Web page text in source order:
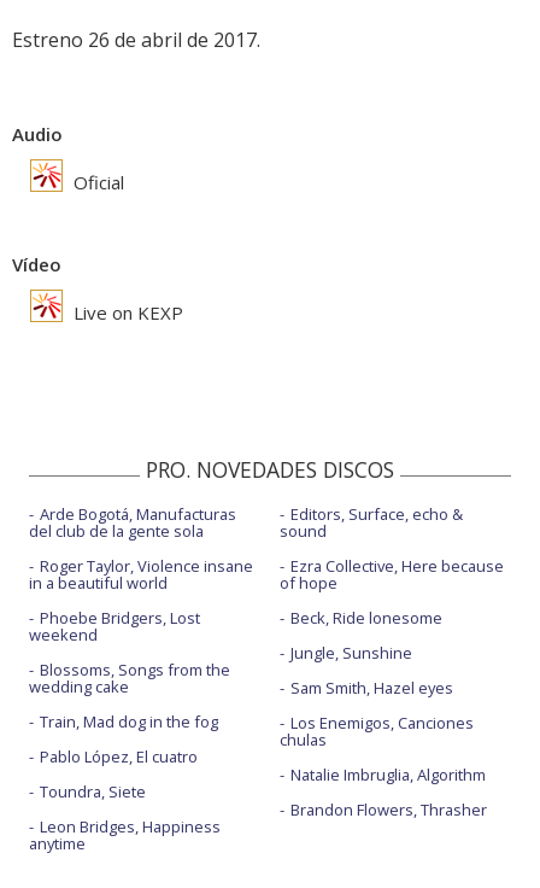
Estreno 26 de abril de 2017.
Audio
Oficial
Vídeo
Live on KEXP
PRO. NOVEDADES DISCOS
Arde Bogotá, Manufacturas
del club de la gente sola
Roger Taylor, Violence insane
in a beautiful world
Phoebe Bridgers, Lost
weekend
Blossoms, Songs from the
wedding cake
Train, Mad dog in the fog
Pablo López, El cuatro
Toundra, Siete
Leon Bridges, Happiness
anytime
Editors, Surface, echo &
sound
Ezra Collective, Here because
of hope
Beck, Ride lonesome
Jungle, Sunshine
Sam Smith, Hazel eyes
Los Enemigos, Canciones
chulas
Natalie Imbruglia, Algorithm
Brandon Flowers, Thrasher